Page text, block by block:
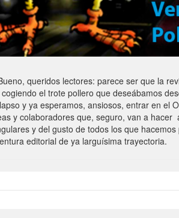
queridos lectores: parece ser que la
el trote pollero que deseábamos
y ya esperamos, ansiosos, entrar en el
y colaboradores que, seguro, van a hacer
y del gusto de todos los que hacemos
editorial de ya larguísima trayectoria.